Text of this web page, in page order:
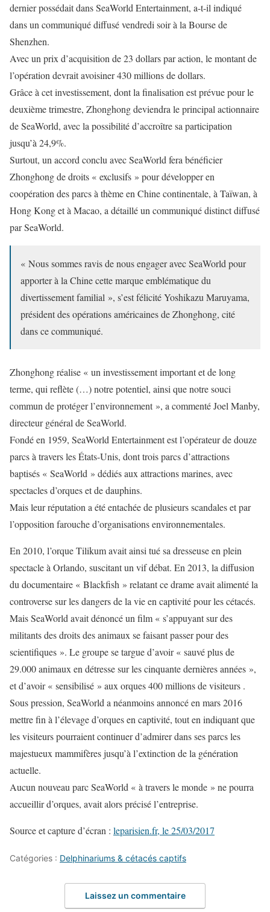
dernier possédait dans SeaWorld Entertainment, a-t-il indiqué
dans un communiqué diffusé vendredi soir à la Bourse de
Shenzhen.
Avec un prix d’acquisition de 23 dollars par action, le montant de
l’opération devrait avoisiner 430 millions de dollars.
Grâce à cet investissement, dont la finalisation est prévue pour le
deuxième trimestre, Zhonghong deviendra le principal actionnaire
de SeaWorld, avec la possibilité d’accroître sa participation
jusqu’à 24,9%.
Surtout, un accord conclu avec SeaWorld fera bénéficier
Zhonghong de droits « exclusifs » pour développer en
coopération des parcs à thème en Chine continentale, à Taïwan, à
Hong Kong et à Macao, a détaillé un communiqué distinct diffusé
par SeaWorld.
« Nous sommes ravis de nous engager avec SeaWorld pour
apporter à la Chine cette marque emblématique du
divertissement familial », s’est félicité Yoshikazu Maruyama,
président des opérations américaines de Zhonghong, cité
dans ce communiqué.
Zhonghong réalise « un investissement important et de long
terme, qui reflète (…) notre potentiel, ainsi que notre souci
commun de protéger l’environnement », a commenté Joel Manby,
directeur général de SeaWorld.
Fondé en 1959, SeaWorld Entertainment est l’opérateur de douze
parcs à travers les États-Unis, dont trois parcs d’attractions
baptisés « SeaWorld » dédiés aux attractions marines, avec
spectacles d’orques et de dauphins.
Mais leur réputation a été entachée de plusieurs scandales et par
l’opposition farouche d’organisations environnementales.
En 2010, l’orque Tilikum avait ainsi tué sa dresseuse en plein
spectacle à Orlando, suscitant un vif débat. En 2013, la diffusion
du documentaire « Blackfish » relatant ce drame avait alimenté la
controverse sur les dangers de la vie en captivité pour les cétacés.
Mais SeaWorld avait dénoncé un film « s’appuyant sur des
militants des droits des animaux se faisant passer pour des
scientifiques ». Le groupe se targue d’avoir « sauvé plus de
29.000 animaux en détresse sur les cinquante dernières années »,
et d’avoir « sensibilisé » aux orques 400 millions de visiteurs .
Sous pression, SeaWorld a néanmoins annoncé en mars 2016
mettre fin à l’élevage d’orques en captivité, tout en indiquant que
les visiteurs pourraient continuer d’admirer dans ses parcs les
majestueux mammifères jusqu’à l’extinction de la génération
actuelle.
Aucun nouveau parc SeaWorld « à travers le monde » ne pourra
accueillir d’orques, avait alors précisé l’entreprise.
Source et capture d’écran : leparisien.fr, le 25/03/2017
Catégories : Delphinariums & cétacés captifs
Laissez un commentaire